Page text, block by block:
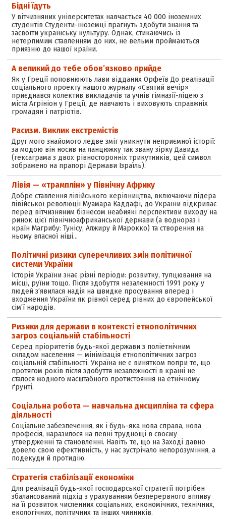
Бідні їдуть
У вітчизняних університетах навчається 40 000 іноземних
студентів Студенти-іноземці прагнуть здобути знання та
засвоїти українську культуру. Однак, стикаючись із
нетерпимим ставленням до них, не вельми проймаються
приязню до нашої країни.
А великий до тебе обов’язково прийде
Як у Греції поповнюють лави відданих Орфеїв До реалізації
соціального проекту нашого журналу «Святий вечір»
приєднався колектив викладачів та учнів гімназії-ліцею з
міста Агрініон у Греції, де навчають і виховують справжніх
громадян і патріотів.
Расизм. Виклик екстремістів
Друг мого знайомого ледве зміг уникнути неприємної історії:
за модою він носив на ланцюжку так звану зірку Давида
(гексаграма з двох рівносторонніх трикутників, цей символ
зображено на прапорі Держави Ізраїль).
Лівія — «трамплін» у Північну Африку
Добре ставлення лівійського керівництва, включаючи лідера
лівійської революції Муамара Каддафі, до України відкриває
перед вітчизняним бізнесом неабиякі перспективи виходу на
ринок цієї північноафриканської держави (а воднораз і
країн Магрибу: Тунісу, Алжиру й Марокко) та створення на
ньому власної ніші…
Політичні ризики суперечливих змін політичної
системи України
Історія України знає різні періоди: розвитку, тупцювання на
місці, руїни тощо. Після здобуття незалежності 1991 року у
людей з’явилася надія на швидке просування вперед і
входження України як рівної серед рівних до європейської
сім’ї народів.
Ризики для держави в контексті етнополітичних
загроз соціальній стабільності
Серед пріоритетів будь-якої держави з поліетнічним
складом населення — мінімізація етнополітичних загроз
соціальній стабільності. Україна не є винятком попри те, що
протягом років після здобуття незалежності в країні не
сталося жодного масштабного протистояння на етнічному
ґрунті.
Соціальна робота — навчальна дисципліна та сфера
діяльності
Соціальне забезпечення, як і будь-яка нова справа, нова
професія, наразилося на певні труднощі в своєму
утвердженні та становленні. Навіть те, що на Заході давно
довело свою ефективність, у нас зустрічало непорозуміння, а
подекуди й протидію.
Стратегія стабілізації економіки
Для реалізації будь-якої господарської стратегії потрібен
збалансований підхід з урахуванням безперервного впливу
на її розвиток численних соціальних, економічних, технічних,
екологічних, політичних та інших чинників.